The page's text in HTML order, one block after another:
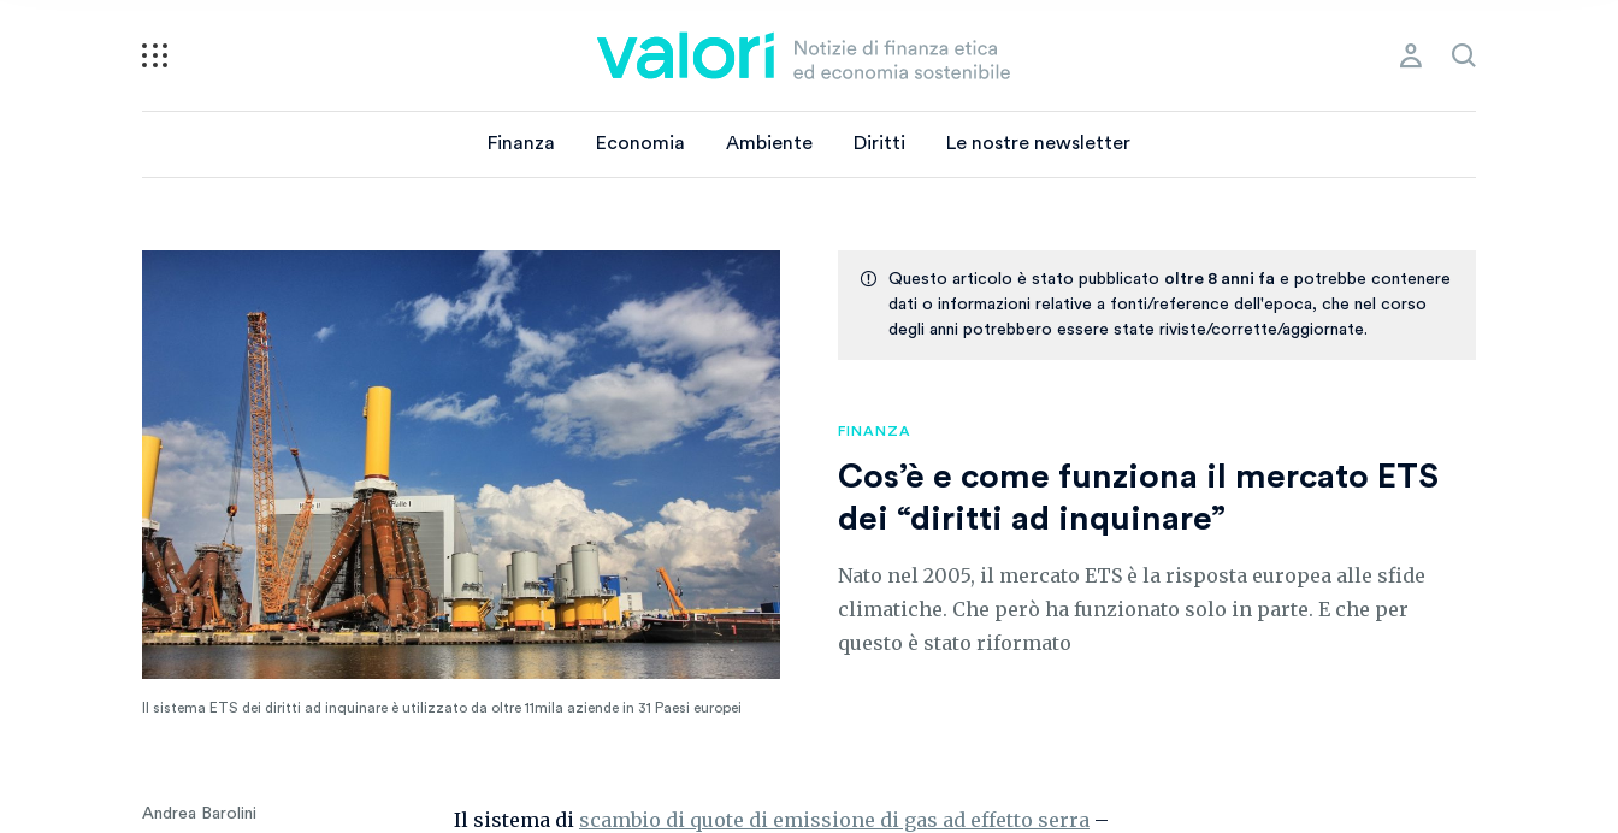
Finanza Economia Ambiente Diritti Le nostre newsletter
Questo articolo è stato pubblicato oltre 8 anni fa e potrebbe contenere
dati o informazioni relative a fonti/reference dell'epoca, che nel corso
degli anni potrebbero essere state riviste/corrette/aggiornate.
FINANZA
Cos’è e come funziona il mercato ETS
dei “diritti ad inquinare”
Nato nel 2005, il mercato ETS è la risposta europea alle sfide
climatiche. Che però ha funzionato solo in parte. E che per
questo è stato riformato
Il sistema ETS dei diritti ad inquinare è utilizzato da oltre 11mila aziende in 31 Paesi europei
Andrea Barolini
Il sistema di scambio di quote di emissione di gas ad effetto serra –